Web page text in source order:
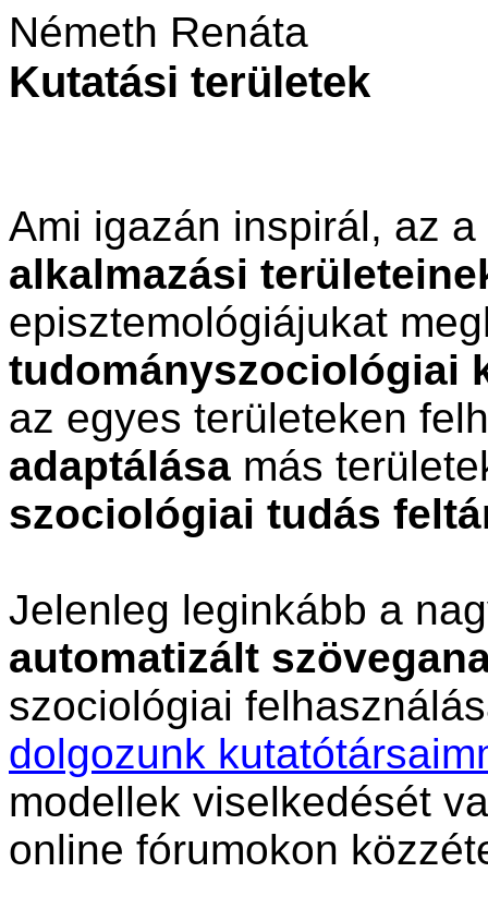
Németh Renáta
Kutatási területek
Ami igazán inspirál, az a
alkalmazási
episztemológiájukat
tudományszociológiai
az egyes területeken
adaptálása más
szociológiai tudás
Jelenleg leginkább a
automatizált
szociológiai
dolgozunk
modellek viselkedését
online fórumokon